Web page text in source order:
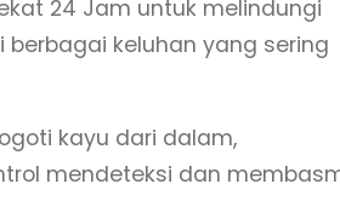
24 Jam untuk melindungi
keluhan yang sering
kayu dari dalam,
mendeteksi dan